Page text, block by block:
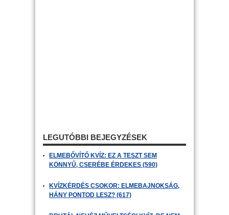
LEGUTÓBBI BEJEGYZÉSEK
ELMEBŐVÍTŐ KVÍZ: EZ A TESZT SEM
KÖNNYŰ, CSERÉBE ÉRDEKES (590)
KVÍZKÉRDÉS CSOKOR: ELMEBAJNOKSÁG,
HÁNY PONTOD LESZ? (617)